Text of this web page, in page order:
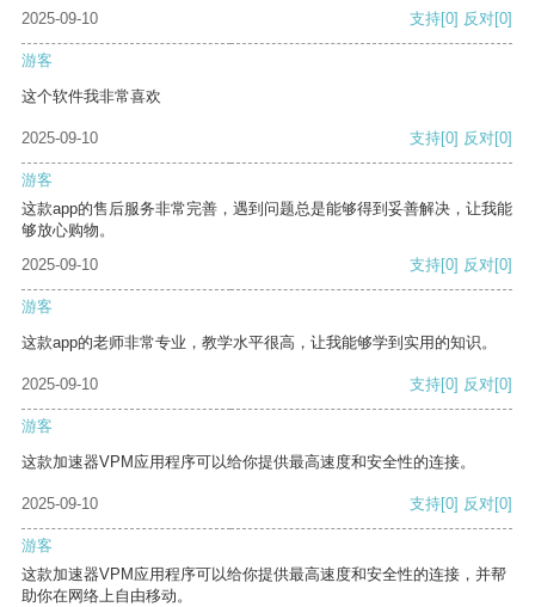
2025-09-10 支持[0] 反对[0]
游客
这个软件我非常喜欢
2025-09-10 支持[0] 反对[0]
游客
这款app的售后服务非常完善，遇到问题总是能够得到妥善解决，让我能
够放心购物。
2025-09-10
支持[0] 反对[0]
游客
这款app的老师非常专业，教学水平很高，让我能够学到实用的知识。
2025-09-10 支持[0] 反对[0]
游客
这款加速器VPM应用程序可以给你提供最高速度和安全性的连接。
2025-09-10 支持[0] 反对[0]
游客
这款加速器VPM应用程序可以给你提供最高速度和安全性的连接，并帮
助你在网络上自由移动。